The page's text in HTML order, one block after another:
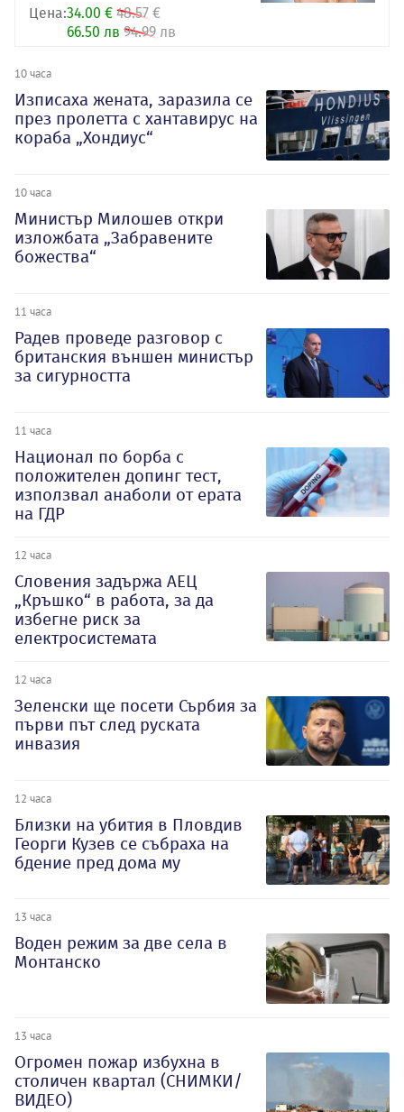
Цена:34.00 € 48.57 €
66.50 лв 94.99 лв
10 часа
Изписаха жената, заразила се
през пролетта с хантавирус на
кораба „Хондиус“
10 часа
Министър Милошев откри
изложбата „Забравените
божества“
11 часа
Радев проведе разговор с
британския външен министър
за сигурността
11 часа
Национал по борба с
положителен допинг тест,
използвал анаболи от ерата
на ГДР
12 часа
Словения задържа АЕЦ
„Кръшко“ в работа, за да
избегне риск за
електросистемата
12 часа
Зеленски ще посети Сърбия за
първи път след руската
инвазия
12 часа
Близки на убития в Пловдив
Георги Кузев се събраха на
бдение пред дома му
13 часа
Воден режим за две села в
Монтанско
13 часа
Огромен пожар избухна в
столичен квартал (СНИМКИ/
ВИДЕО)